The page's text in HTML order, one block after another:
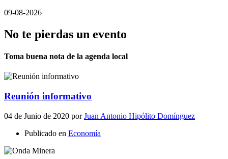
09-08-2026
No te pierdas un evento
Toma buena nota de la agenda local
Reunión informativo
04 de Junio de 2020 porJuan Antonio Hipólito Domínguez
Publicado en Economía